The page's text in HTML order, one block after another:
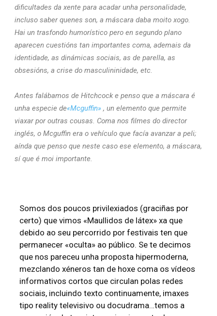
dificultades da xente para acadar unha personalidade,
incluso saber quenes son, a máscara daba moito xogo.
Hai un trasfondo humorístico pero en segundo plano
aparecen cuestións tan importantes coma, ademais da
identidade, as dinámicas sociais, as de parella, as
obsesións, a crise do masculininidade, etc.
Antes falábamos de Hitchcock e penso que a máscara é
unha especie de«Mcguffin» , un elemento que permite
viaxar por outras cousas. Coma nos filmes do director
inglés, o Mcguffin era o vehículo que facía avanzar a peli;
aínda que penso que neste caso ese elemento, a máscara,
sí que é moi importante.
Somos dos poucos privilexiados (graciñas por
certo) que vimos «Maullidos de látex» xa que
debido ao seu percorrido por festivais ten que
permanecer «oculta» ao público. Se te decimos
que nos pareceu unha proposta hipermoderna,
mezclando xéneros tan de hoxe coma os vídeos
informativos cortos que circulan polas redes
sociais, incluindo texto continuamente, imaxes
tipo reality televisivo ou docudrama…temos a